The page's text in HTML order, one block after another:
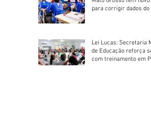
para corrigir dados do
Lei Lucas: Secretaria
de Educação reforça
com treinamento em